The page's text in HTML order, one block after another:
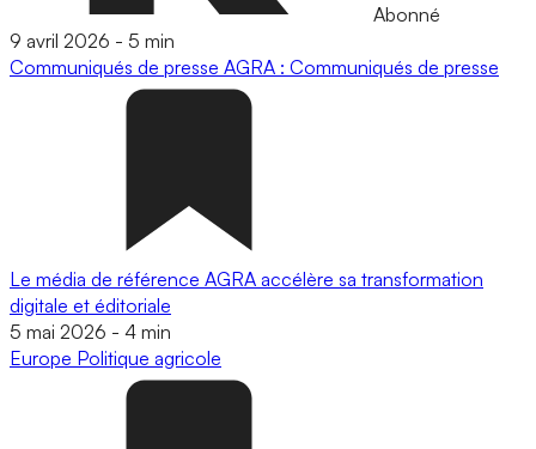
Abonné
9 avril 2026 - 5 min
Communiqués de presse AGRA : Communiqués de presse
Le média de référence AGRA accélère sa transformation
digitale et éditoriale
5 mai 2026 - 4 min
Europe Politique agricole